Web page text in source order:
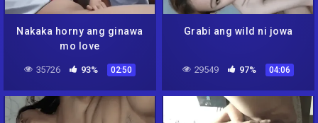
Nakaka horny ang ginawa
mo love
35726 93% 02:50
Grabi ang wild ni jowa
29549 97% 04:06